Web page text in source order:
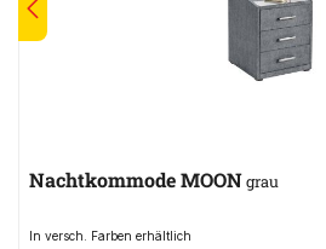
Nachtkommode MOONgrau
In versch. Farben erhältlich